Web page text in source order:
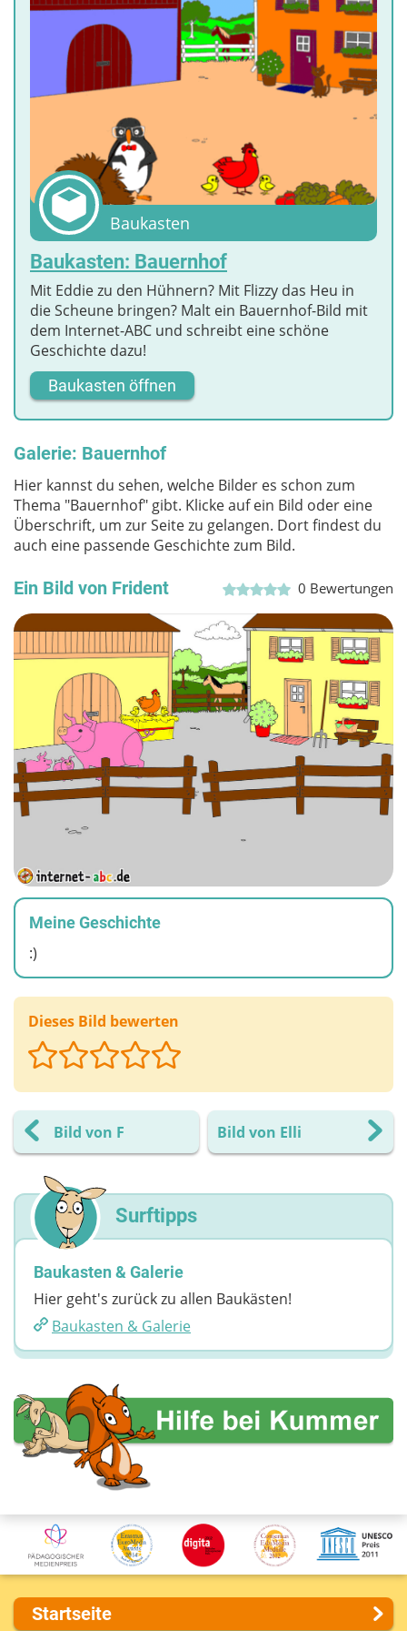
Baukasten
Baukasten: Bauernhof
Mit Eddie zu den Hühnern? Mit Flizzy das Heu in
die Scheune bringen? Malt ein Bauernhof-Bild mit
dem Internet-ABC und schreibt eine schöne
Geschichte dazu!
Baukasten öffnen
Galerie: Bauernhof
Hier kannst du sehen, welche Bilder es schon zum
Thema "Bauernhof" gibt. Klicke auf ein Bild oder eine
Überschrift, um zur Seite zu gelangen. Dort findest du
auch eine passende Geschichte zum Bild.
Ein Bild von Frident 0 Bewertungen
Meine Geschichte
:)
Dieses Bild bewerten
Bild von F Bild von Elli
Surftipps
Baukasten & Galerie
Hier geht's zurück zu allen Baukästen!
Baukasten & Galerie
Startseite